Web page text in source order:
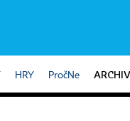
HRY PročNe ARCHIV